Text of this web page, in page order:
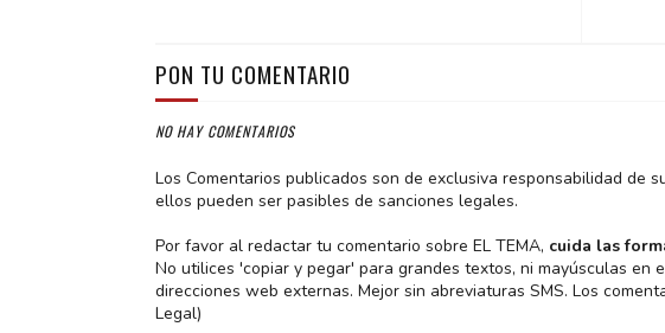
PON TU COMENTARIO
NO HAY COMENTARIOS
Los Comentarios publicados son de exclusiva responsabilidad de
ellos pueden ser pasibles de sanciones legales.
Por favor al redactar tu comentario sobre EL TEMA, cuida las
No utilices 'copiar y pegar' para grandes textos, ni mayúsculas en
direcciones web externas. Mejor sin abreviaturas SMS. Los
Legal)